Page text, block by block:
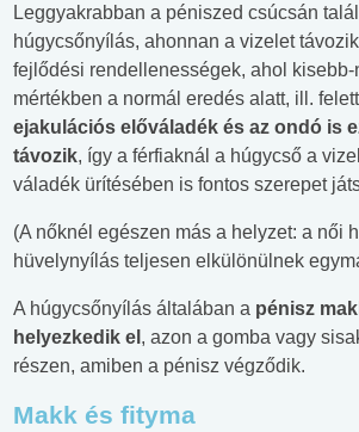
Leggyakrabban a péniszed csúcsán
húgycsőnyílás, ahonnan a vizelet
fejlődési rendellenességek, ahol
mértékben a normál eredés alatt, ill.
ejakulációs előváladék és az ondó is
távozik, így a férfiaknál a húgycső a
váladék ürítésében is fontos szerepet
(A nőknél egészen más a helyzet: a női
hüvelynyílás teljesen elkülönülnek
A húgycsőnyílás általában a pénisz
helyezkedik el , azon a gomba vagy
részen, amiben a pénisz végződik.
Makk és fityma